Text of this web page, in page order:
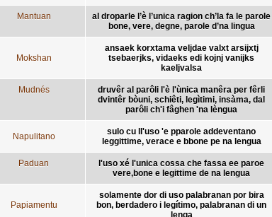
Mantuan
al droparle l’è l’unica ragion ch’la fa le parole
bone, vere, degne, parole d’na lingua
Mokshan
ansaek korxtama veljdae valxt arsijxtj
tsebaerjks, vidaeks edi kojnj vanijks
kaeljvalsa
Mudnés
druvêr al parôli l'è l'ùnica manêra per fêrli
dvintêr bòuni, schiêti, legìtimi, insàma, dal
parôli ch'i fâghen 'na lèngua
Napulitano
sulo cu ll'uso 'e pparole addeventano
leggittime, verace e bbone pe na lengua
Paduan
l'uso xé l'unica cossa che fassa ee paroe
vere,bone e legittime de na lengua
Papiamentu
solamente dor di uso palabranan por bira
bon, berdadero i legítimo, palabranan di un
lenga